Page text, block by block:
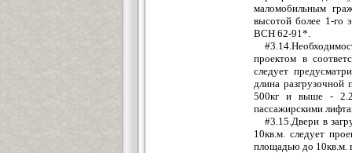
маломобильным
высотой более 1-го
ВСН 62-91*.
проектом в
следует
длина
500кг и выше -
пассажирскими
#3.15.Двери в
10кв.м. следует
площадью до 10кв.м.